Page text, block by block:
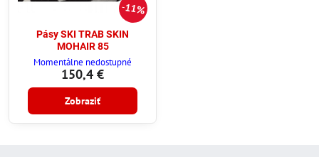
11%
Pásy SKI TRAB SKIN
MOHAIR 85
Momentálne nedostupné
150,4 €
Zobraziť